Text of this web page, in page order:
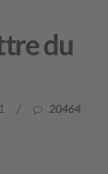
du
/
20464